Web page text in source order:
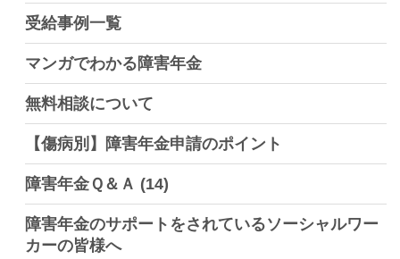
受給事例一覧
マンガでわかる障害年金
無料相談について
【傷病別】障害年金申請のポイント
障害年金Ｑ＆Ａ (14)
障害年金のサポートをされているソーシャルワー
カーの皆様へ